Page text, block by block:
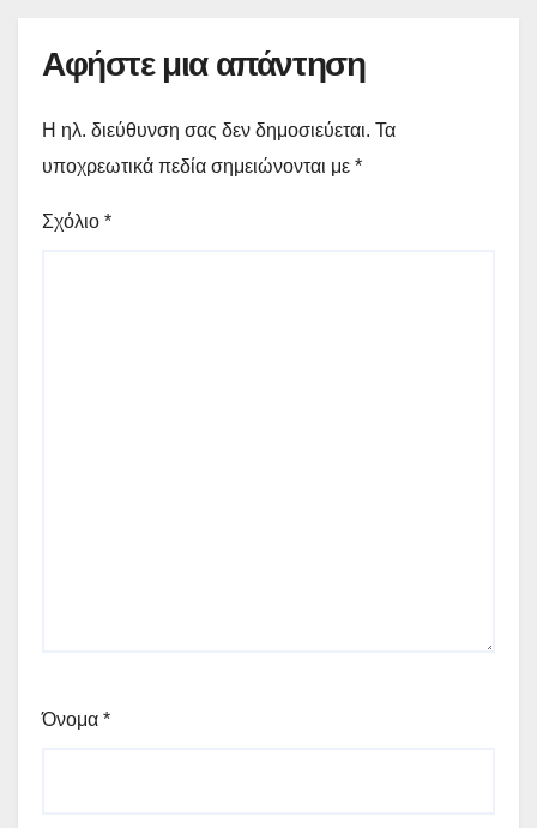
Αφήστε μια απάντηση
Η ηλ. διεύθυνση σας δεν δημοσιεύεται. Τα
υποχρεωτικά πεδία σημειώνονται με *
Σχόλιο *
Όνομα *